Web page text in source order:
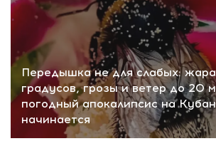
Передышка не для слабых:
градусов, грозы и ветер до 20
погодный апокалипсис на
начинается